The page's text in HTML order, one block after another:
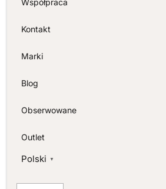
PODOBNE
Współpraca
Kontakt
Marki
Blog
Obserwowane
Outlet
Polski ▼